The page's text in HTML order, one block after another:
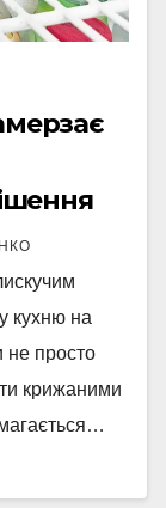
кухню на
не просто
крижаними